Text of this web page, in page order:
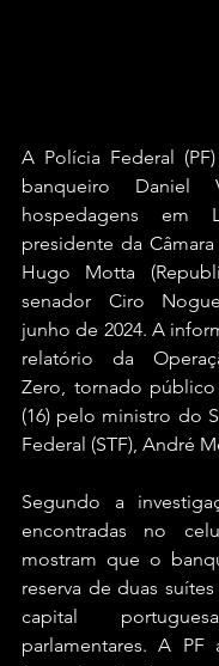
A Polícia Federal
banqueiro Daniel
hospedagens em
presidente da
Hugo Motta
senador Ciro
junho de 2024. A
relatório da
Zero, tornado público
(16) pelo ministro do
Federal (STF), André
Segundo a
encontradas no
mostram que o
reserva de duas
capital
parlamentares. A